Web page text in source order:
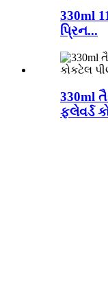
330ml
પ્રિન...
330ml
ફ્લેવર્ડ